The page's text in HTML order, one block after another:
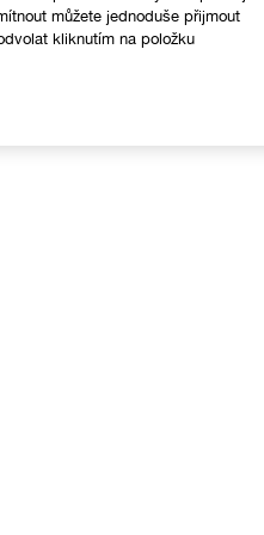
můžete jednoduše přijmout
kliknutím na položku